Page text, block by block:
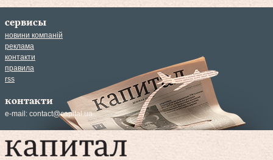
сервисы
новини компаній
реклама
контакти
правила
rss
контакти
e-mail: contact@capital.ua